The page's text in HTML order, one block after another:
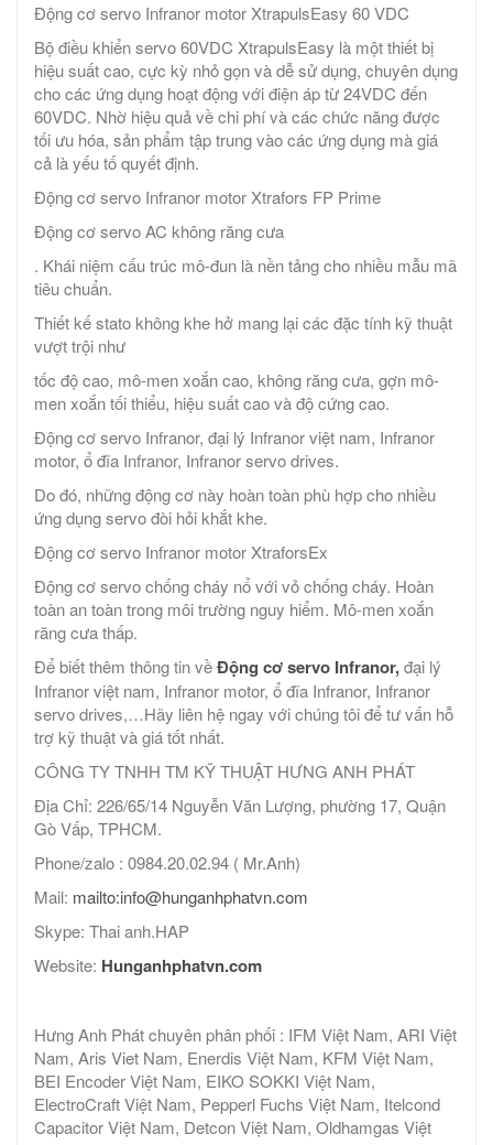
Động cơ servo Infranor motor XtrapulsEasy 60 VDC
Bộ điều khiển servo 60VDC XtrapulsEasy là một thiết bị
hiệu suất cao, cực kỳ nhỏ gọn và dễ sử dụng, chuyên dụng
cho các ứng dụng hoạt động với điện áp từ 24VDC đến
60VDC. Nhờ hiệu quả về chi phí và các chức năng được
tối ưu hóa, sản phẩm tập trung vào các ứng dụng mà giá
cả là yếu tố quyết định.
Động cơ servo Infranor motor Xtrafors FP Prime
Động cơ servo AC không răng cưa
. Khái niệm cấu trúc mô-đun là nền tảng cho nhiều mẫu mã
tiêu chuẩn.
Thiết kế stato không khe hở mang lại các đặc tính kỹ thuật
vượt trội như
tốc độ cao, mô-men xoắn cao, không răng cưa, gợn mô-
men xoắn tối thiểu, hiệu suất cao và độ cứng cao.
Động cơ servo Infranor, đại lý Infranor việt nam, Infranor
motor, ổ đĩa Infranor, Infranor servo drives.
Do đó, những động cơ này hoàn toàn phù hợp cho nhiều
ứng dụng servo đòi hỏi khắt khe.
Động cơ servo Infranor motor XtraforsEx
Động cơ servo chống cháy nổ với vỏ chống cháy. Hoàn
toàn an toàn trong môi trường nguy hiểm. Mô-men xoắn
răng cưa thấp.
Để biết thêm thông tin vềĐộng cơ servo Infranor,đại lý
Infranor việt nam, Infranor motor, ổ đĩa Infranor, Infranor
servo drives,…Hãy liên hệ ngay với chúng tôi để tư vấn hỗ
trợ kỹ thuật và giá tốt nhất.
CÔNG TY TNHH TM KỸ THUẬT HƯNG ANH PHÁT
Địa Chỉ: 226/65/14 Nguyễn Văn Lượng, phường 17, Quận
Gò Vấp, TPHCM.
Phone/zalo : 0984.20.02.94 ( Mr.Anh)
Mail: mailto:info@hunganhphatvn.com
Skype: Thai anh.HAP
Website: Hunganhphatvn.com
Hưng Anh Phát chuyên phân phối : IFM Việt Nam, ARI Việt
Nam, Aris Viet Nam, Enerdis Việt Nam, KFM Việt Nam,
BEI Encoder Việt Nam, EIKO SOKKI Việt Nam,
ElectroCraft Việt Nam, Pepperl Fuchs Việt Nam, Itelcond
Capacitor Việt Nam, Detcon Việt Nam, Oldhamgas Việt